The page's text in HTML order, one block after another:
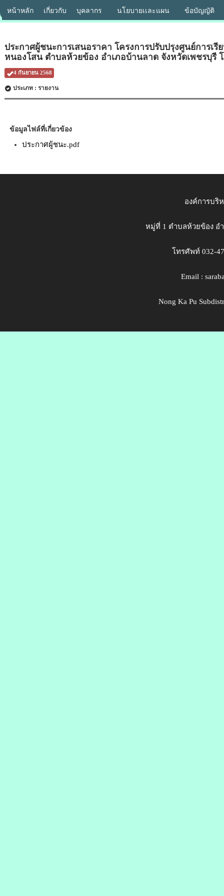
หน้าหลัก เกี่ยวกับ บุคลากร นโยบายเเละแผน ข้อบัญญัติ
ประกาศผู้ชนะการเสนอราคา โครงการปรับปรุงศูนย์การ
หนองโสน ตำบลห้วยข้อง อำเภอบ้านลาด จังหวัดเพชรบุรี โ
4 กันยายน 2568
ประเภท : รายงาน
ข้อมูลไฟล์ที่เกี่ยวข้อง
ประกาศผู้ชนะ.pdf
องค์การบริ
หมู่ที่ 1 ตำบลห้วยข้อง อ
โทรศัพท์ 032-
Email :
Nong Ka Pu